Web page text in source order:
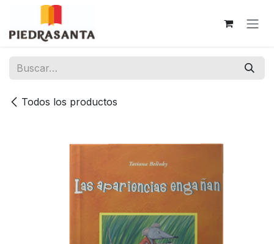
Ir al contenido
Todos los productos